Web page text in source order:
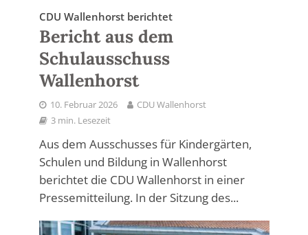
CDU Wallenhorst berichtet
Bericht aus dem
Schulausschuss
Wallenhorst
10. Februar 2026
CDU Wallenhorst
3 min. Lesezeit
Aus dem Ausschusses für Kindergärten,
Schulen und Bildung in Wallenhorst
berichtet die CDU Wallenhorst in einer
Pressemitteilung. In der Sitzung des...